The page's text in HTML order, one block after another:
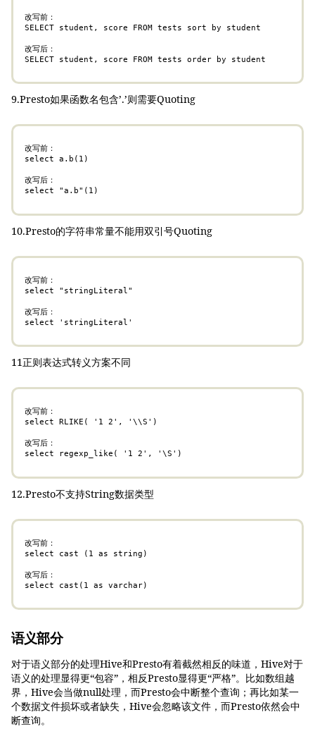
改写前：
SELECT student, score FROM tests sort by student
改写后：
SELECT student, score FROM tests order by student
9.Presto如果函数名包含’.’则需要Quoting
改写前：
select a.b(1)
改写后：
select "a.b"(1)
10.Presto的字符串常量不能用双引号Quoting
改写前：
select "stringLiteral"
改写后：
select 'stringLiteral'
11正则表达式转义方案不同
改写前：
select RLIKE( '1 2', '\\S')
改写后：
select regexp_like( '1 2', '\S')
12.Presto不支持String数据类型
改写前：
select cast (1 as string)
改写后：
select cast(1 as varchar)
语义部分
对于语义部分的处理Hive和Presto有着截然相反的味道，Hive对于
语义的处理显得更“包容”，相反Presto显得更“严格”。比如数组越
界，Hive会当做null处理，而Presto会中断整个查询；再比如某一
个数据文件损坏或者缺失，Hive会忽略该文件，而Presto依然会中
断查询。